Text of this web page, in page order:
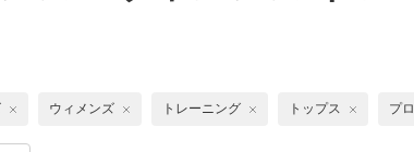
ウィメンズ トレーニング トップス プ